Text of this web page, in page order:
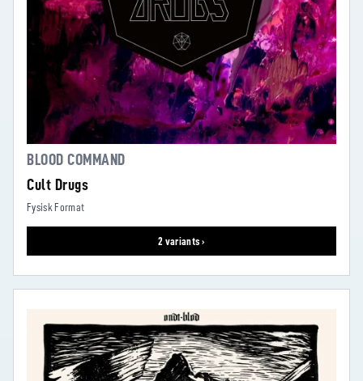
BLOOD COMMAND
Cult Drugs
Fysisk Format
2 variants ›